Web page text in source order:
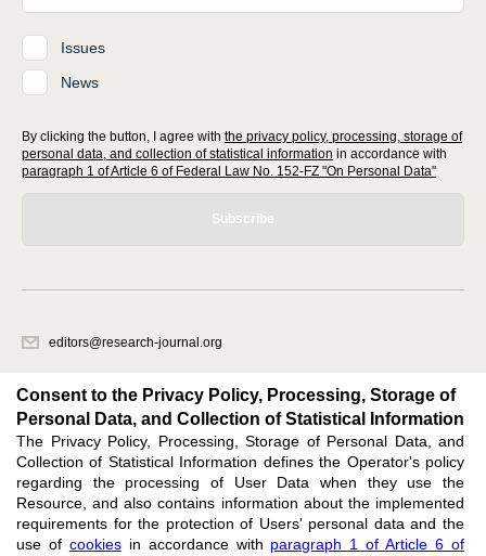
Issues
News
By clicking the button, I agree with the privacy policy, processing, storage of
personal data, and collection of statistical information in accordance with
paragraph 1 of Article 6 of Federal Law No. 152-FZ "On Personal Data"
Subscribe
editors@research-journal.org
office 1
Feedback
Consent to the Privacy Policy, Processing, Storage of
Personal Data, and Collection of Statistical Information
The Privacy Policy, Processing, Storage of Personal Data, and
Collection of Statistical Information defines the Operator's policy
regarding the processing of User Data when they use the
Resource, and also contains information about the implemented
requirements for the protection of Users' personal data and the
use of cookiesin accordance with paragraph 1 of Article 6 of